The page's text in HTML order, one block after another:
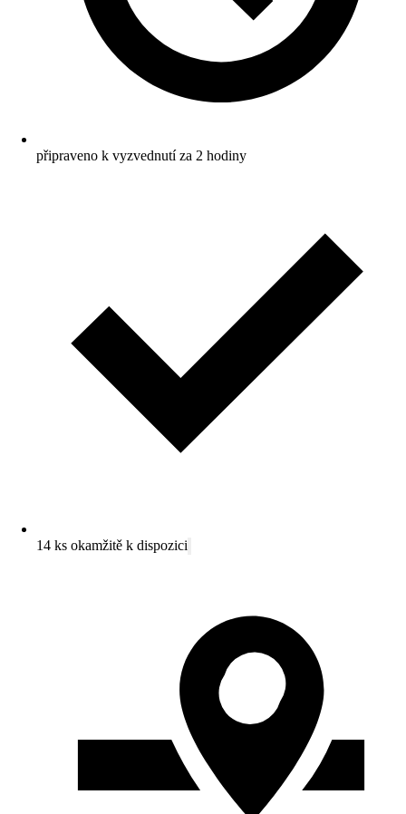
připraveno k vyzvednutí za 2 hodiny
14 ks okamžitě k dispozici